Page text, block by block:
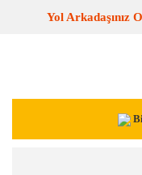
Yol Arkadaşınız